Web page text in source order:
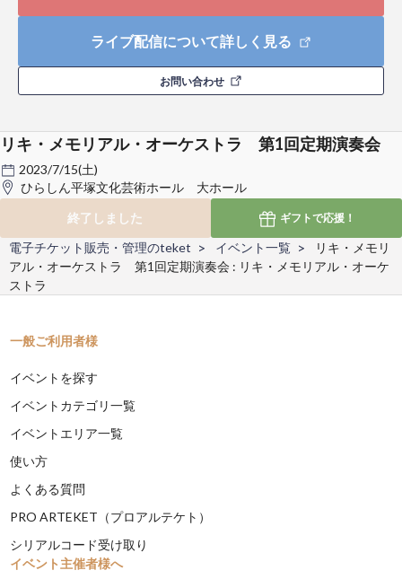
ライブ配信について詳しく見る
お問い合わせ
リキ・メモリアル・オーケストラ 第1回定期演奏会
2023/7/15(土)
ひらしん平塚文化芸術ホール 大ホール
終了しました
ギフトで応援！
電子チケット販売・管理のteket イベント一覧
リキ・メモリ
アル・オーケストラ 第1回定期演奏会 : リキ・メモリアル・オーケ
ストラ
一般ご利用者様
イベントを探す
イベントカテゴリ一覧
イベントエリア一覧
使い方
よくある質問
PRO ARTEKET（プロアルテケト）
シリアルコード受け取り
イベント主催者様へ